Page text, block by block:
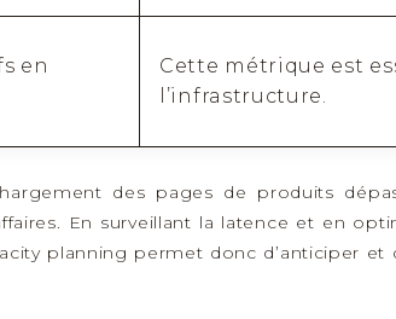
en
Cette métrique est
l’infrastructure.
des pages de produits
En surveillant la latence et en
planning permet donc d’anticiper